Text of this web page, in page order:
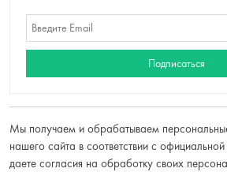
Мы получаем и обрабатываем
нашего сайта в соответствии с официальной
даете согласия на обработку своих